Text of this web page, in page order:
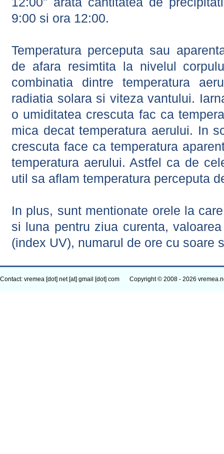
9:00 si ora 12:00.
Temperatura perceputa sau
de afara resimtita la nivelul
combinatia dintre temperatura
radiatia solara si viteza vantului.
o umiditatea crescuta fac ca
mica decat temperatura aerului. In
crescuta face ca temperatura
temperatura aerului. Astfel ca de
util sa aflam temperatura perceputa
In plus, sunt mentionate orele la
si luna pentru ziua curenta,
(index UV), numarul de ore cu soare
Contact: vremea [dot] net [at] gmail [dot] com Copyright © 2008 - 2026